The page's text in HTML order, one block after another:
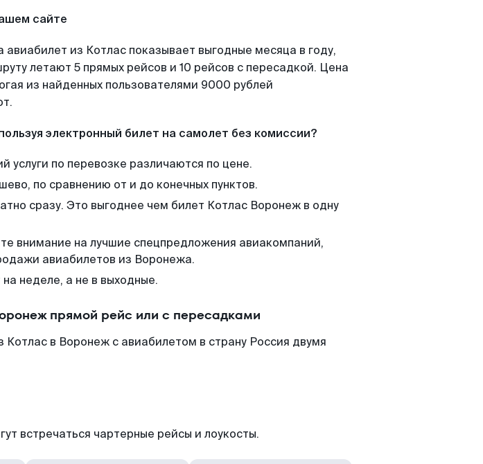
сайте
авиабилет из Котлас показывает выгодные месяца в году,
летают 5 прямых рейсов и 10 рейсов с пересадкой. Цена
из найденных пользователями 9000 рублей
электронный билет на самолет без комиссии?
услуги по перевозке различаются по цене.
по сравнению от и до конечных пунктов.
сразу. Это выгоднее чем билет Котлас Воронеж в одну
внимание на лучшие спецпредложения авиакомпаний,
авиабилетов из Воронежа.
неделе, а не в выходные.
прямой рейс или с пересадками
в Воронеж с авиабилетом в страну Россия двумя
встречаться чартерные рейсы и лоукосты.